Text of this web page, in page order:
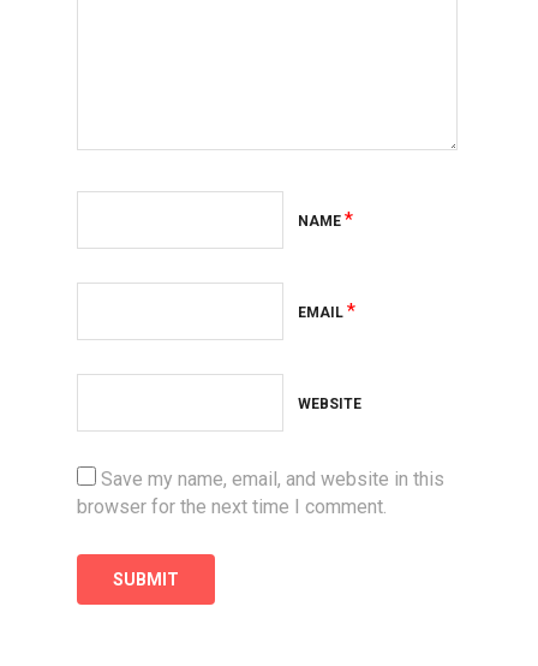
NAME *
EMAIL *
WEBSITE
Save my name, email, and website in this
browser for the next time I comment.